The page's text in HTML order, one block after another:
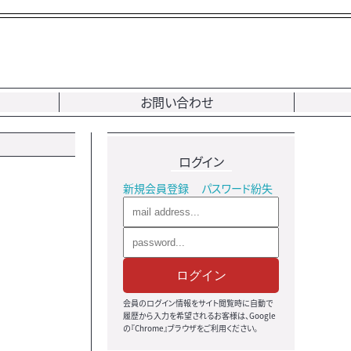
お問い合わせ
ログイン
新規会員登録 パスワード紛失
ログイン
会員のログイン情報をサイト閲覧時に自動で
履歴から入力を希望されるお客様は、Google
の『Chrome』ブラウザをご利用ください。